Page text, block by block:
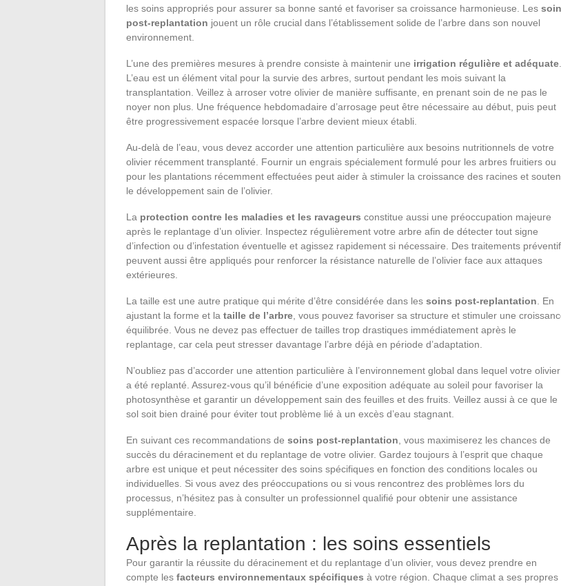
les soins appropriés pour assurer sa bonne santé et favoriser sa croissance harmonieuse. Les
post-replantation jouent un rôle crucial dans l’établissement solide de l’arbre dans son nouvel
environnement.
L’une des premières mesures à prendre consiste à maintenir une irrigation régulière et adéquate
L’eau est un élément vital pour la survie des arbres, surtout pendant les mois suivant la
transplantation. Veillez à arroser votre olivier de manière suffisante, en prenant soin de ne pas le
noyer non plus. Une fréquence hebdomadaire d’arrosage peut être nécessaire au début, puis peut
être progressivement espacée lorsque l’arbre devient mieux établi.
Au-delà de l’eau, vous devez accorder une attention particulière aux besoins nutritionnels de votre
olivier récemment transplanté. Fournir un engrais spécialement formulé pour les arbres fruitiers ou
pour les plantations récemment effectuées peut aider à stimuler la croissance des racines et
le développement sain de l’olivier.
La protection contre les maladies et les ravageurs constitue aussi une préoccupation majeure
après le replantage d’un olivier. Inspectez régulièrement votre arbre afin de détecter tout signe
d’infection ou d’infestation éventuelle et agissez rapidement si nécessaire. Des traitements
peuvent aussi être appliqués pour renforcer la résistance naturelle de l’olivier face aux attaques
extérieures.
La taille est une autre pratique qui mérite d’être considérée dans les soins post-replantation . En
ajustant la forme et la taille de l’arbre , vous pouvez favoriser sa structure et stimuler une
équilibrée. Vous ne devez pas effectuer de tailles trop drastiques immédiatement après le
replantage, car cela peut stresser davantage l’arbre déjà en période d’adaptation.
N’oubliez pas d’accorder une attention particulière à l’environnement global dans lequel votre olivier
a été replanté. Assurez-vous qu’il bénéficie d’une exposition adéquate au soleil pour favoriser la
photosynthèse et garantir un développement sain des feuilles et des fruits. Veillez aussi à ce que le
sol soit bien drainé pour éviter tout problème lié à un excès d’eau stagnant.
En suivant ces recommandations de soins post-replantation , vous maximiserez les chances de
succès du déracinement et du replantage de votre olivier. Gardez toujours à l’esprit que chaque
arbre est unique et peut nécessiter des soins spécifiques en fonction des conditions locales ou
individuelles. Si vous avez des préoccupations ou si vous rencontrez des problèmes lors du
processus, n’hésitez pas à consulter un professionnel qualifié pour obtenir une assistance
supplémentaire.
Après la replantation : les soins essentiels
Pour garantir la réussite du déracinement et du replantage d’un olivier, vous devez prendre en
compte les facteurs environnementaux spécifiques à votre région. Chaque climat a ses propres